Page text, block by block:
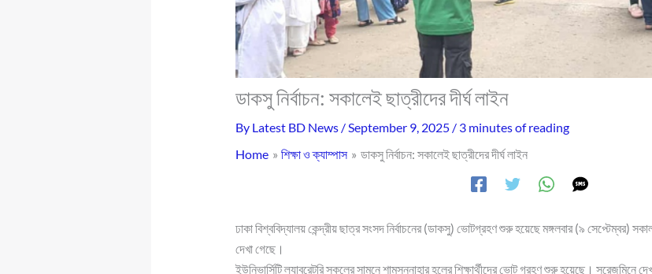
ডাকসু নির্বাচন: সকালেই ছাত্রীদের দীর্ঘ লাইন
By Latest BD News /September 9, 2025 / 3 minutes of reading
Home
শিক্ষা ও ক্যাম্পাস ডাকসু নির্বাচন: সকালেই ছাত্রীদের দীর্ঘ লাইন
ঢাকা বিশ্ববিদ্যালয় কেন্দ্রীয় ছাত্র সংসদ নির্বাচনের (ডাকসু) ভোটগ্রহণ শুরু হয়েছে মঙ্গলবার (৯ সেপ্টেম্বর)
দেখা গেছে।
ইউনিভার্সিটি ল্যাবরেটরি স্কুলের সামনে শামসুন্নাহার হলের শিক্ষার্থীদের ভোট গ্রহণ শুরু হয়েছে। সরেজমিনে